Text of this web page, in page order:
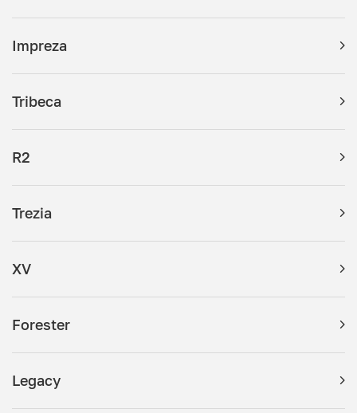
Impreza
Tribeca
R2
Trezia
XV
Forester
Legacy